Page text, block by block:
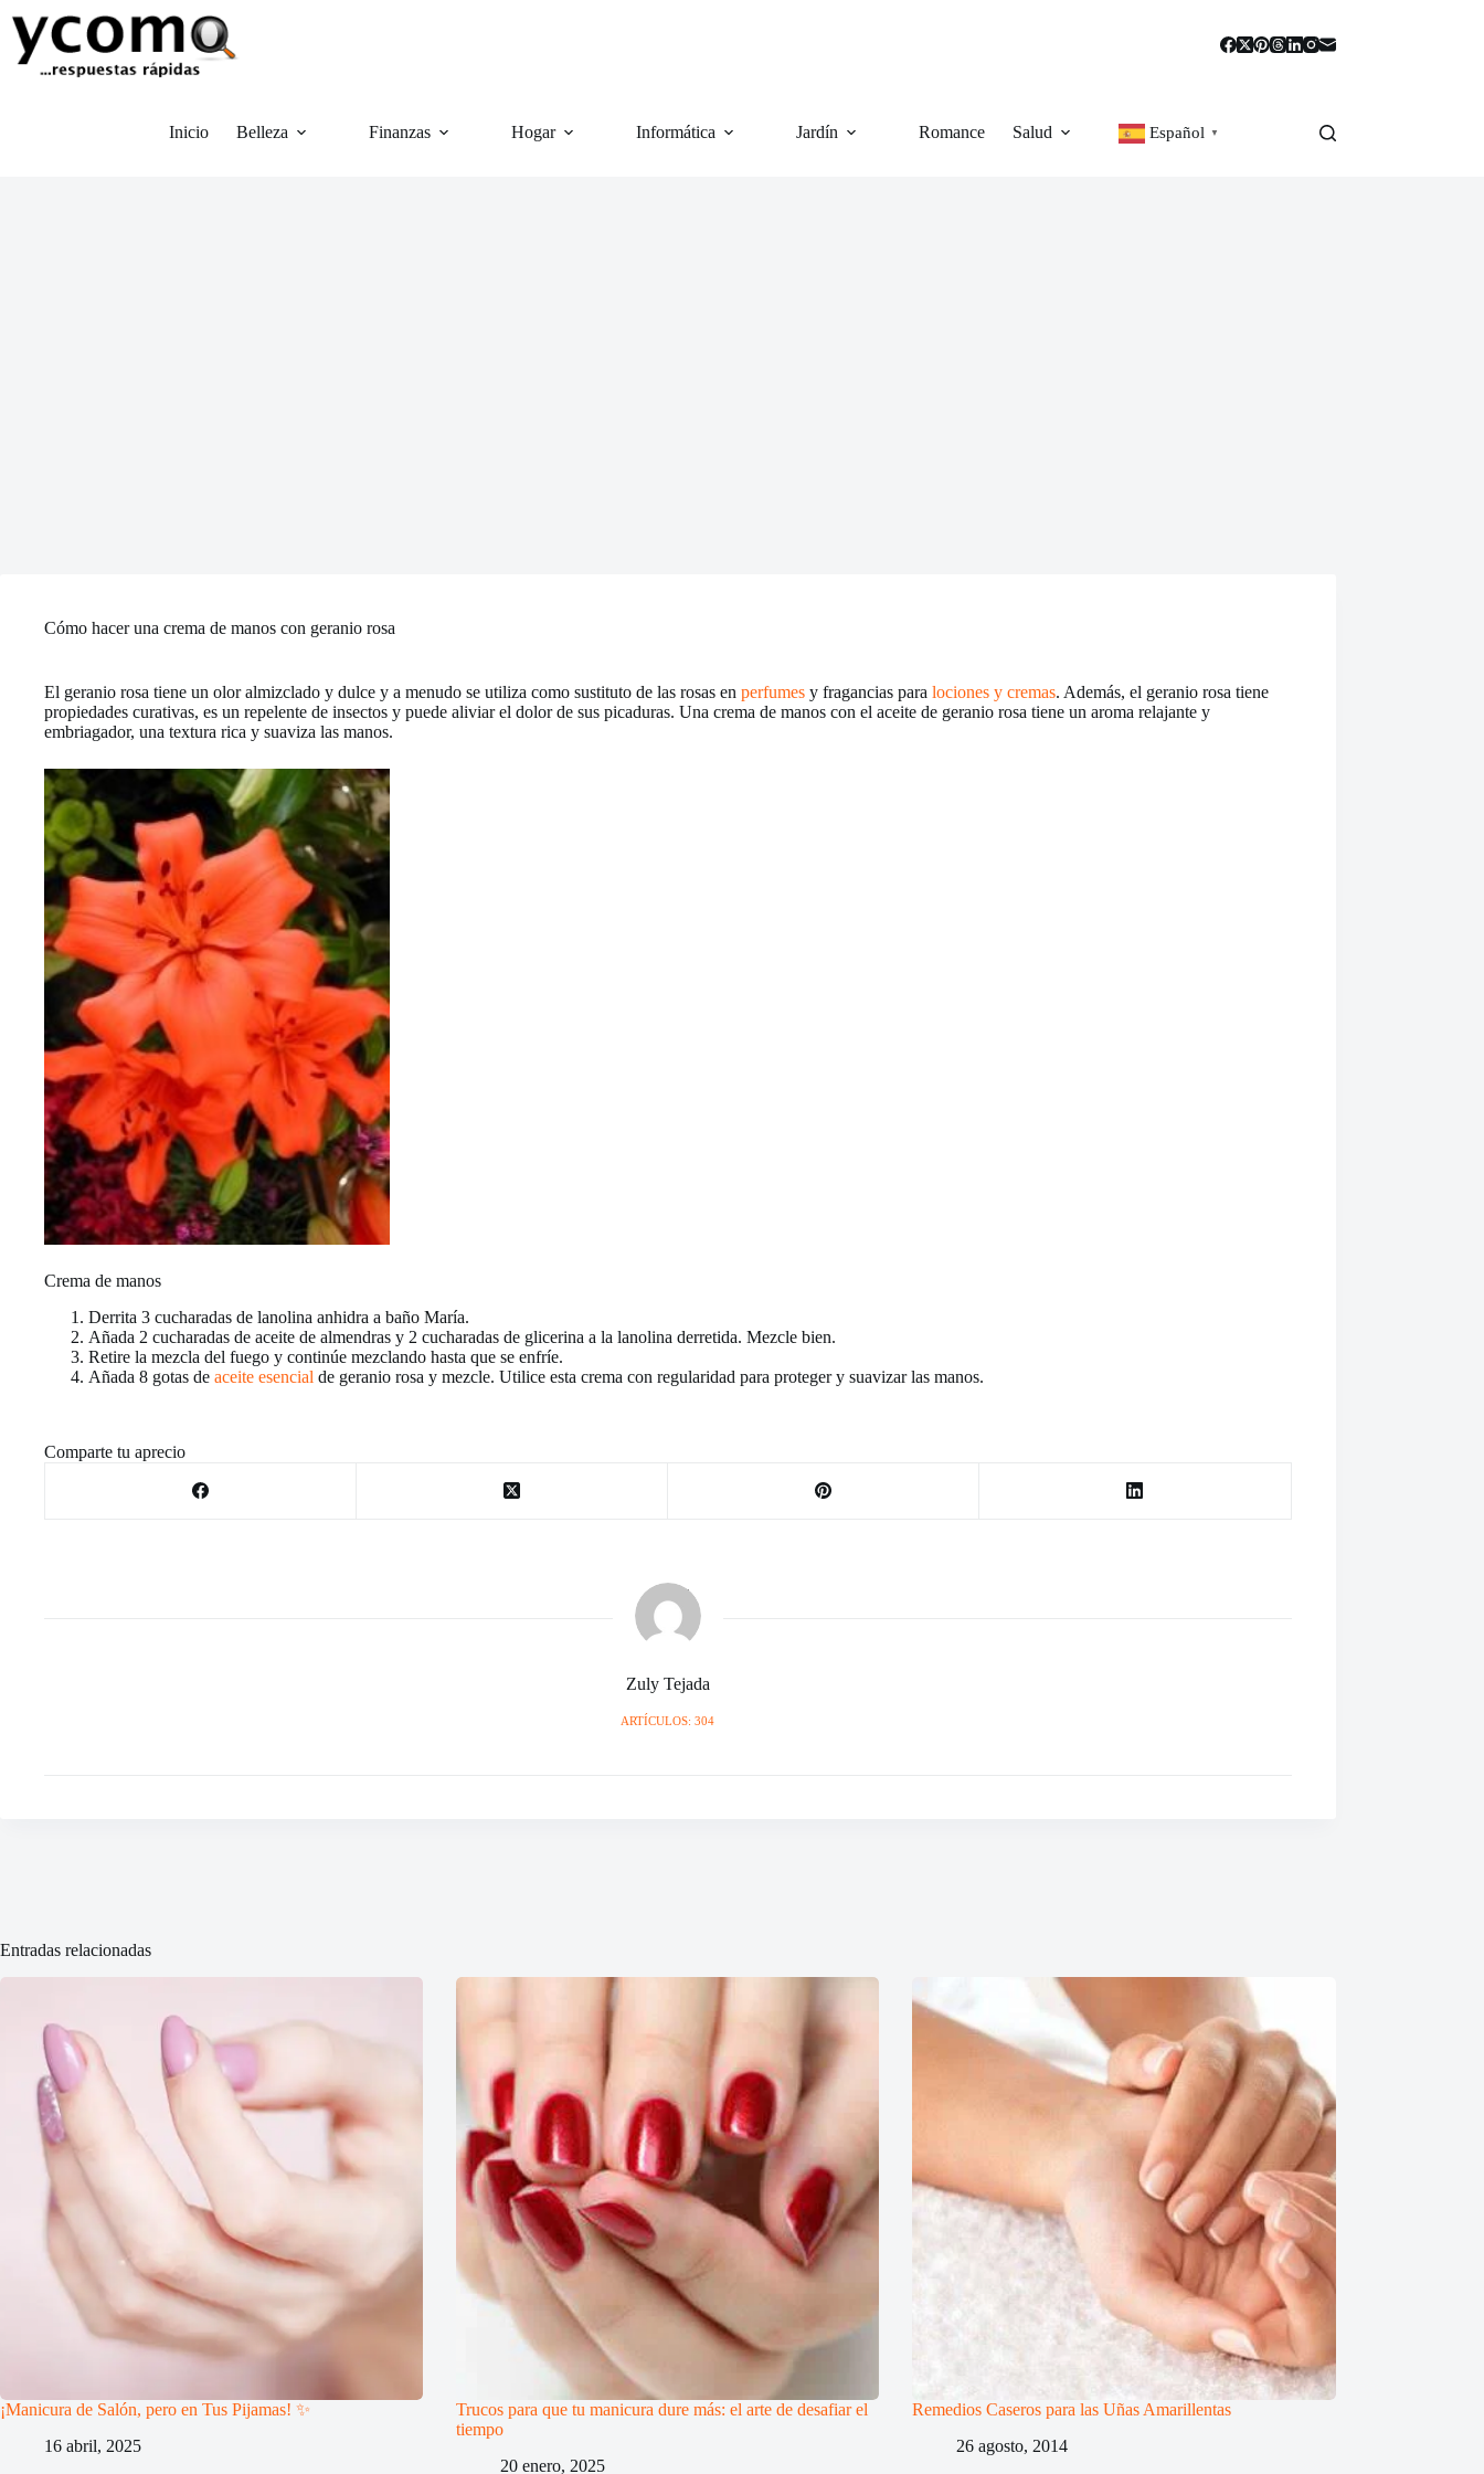
contenido
Inicio Belleza Finanzas Hogar Informática Jardín Romance Salud Español ▼
Cómo hacer una crema de manos con geranio rosa
El geranio rosa tiene un olor almizclado y dulce y a menudo se utiliza como sustituto de las rosas en perfumes y fragancias para lociones y cremas. Además, el geranio rosa tiene
propiedades curativas, es un repelente de insectos y puede aliviar el dolor de sus picaduras. Una crema de manos con el aceite de geranio rosa tiene un aroma relajante y
embriagador, una textura rica y suaviza las manos.
Crema de manos
Derrita 3 cucharadas de lanolina anhidra a baño María.
Añada 2 cucharadas de aceite de almendras y 2 cucharadas de glicerina a la lanolina derretida. Mezcle bien.
Retire la mezcla del fuego y continúe mezclando hasta que se enfríe.
Añada 8 gotas de aceite esencial de geranio rosa y mezcle. Utilice esta crema con regularidad para proteger y suavizar las manos.
Comparte tu aprecio
Zuly Tejada
ARTÍCULOS: 304
Entradas relacionadas
¡Manicura de Salón, pero en Tus Pijamas! ✨
16 abril, 2025
Trucos para que tu manicura dure más: el arte de desafiar el
tiempo
20 enero, 2025
Remedios Caseros para las Uñas Amarillentas
26 agosto, 2014